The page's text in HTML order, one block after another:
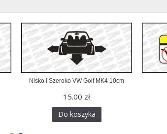
Nisko i Szeroko VW Golf MK4 10cm
15.00 zł
Do koszyka